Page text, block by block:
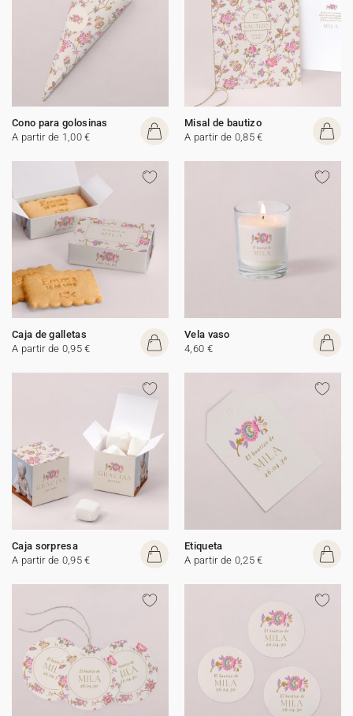
Cono para golosinas
A partir de 1,00 €
Misal de bautizo
A partir de 0,85 €
Caja de galletas
A partir de 0,95 €
Vela vaso
4,60 €
Caja sorpresa
A partir de 0,95 €
Etiqueta
A partir de 0,25 €